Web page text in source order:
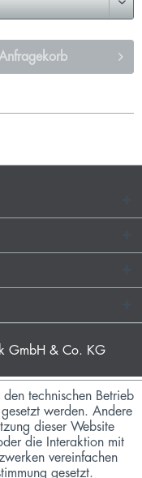
Anfragekorb
GmbH & Co. KG
technischen Betrieb
werden. Andere
dieser Website
die Interaktion mit
vereinfachen
gesetzt.